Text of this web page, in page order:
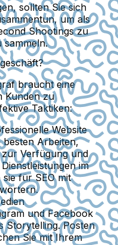
sollten Sie sich
um als
Shootings zu
sammeln.
braucht eine
Kunden zu
Taktiken:
Website
besten Arbeiten,
zur Verfügung und
im
sie für SEO mit
und Facebook
Storytelling. Posten
Sie mit Ihrem